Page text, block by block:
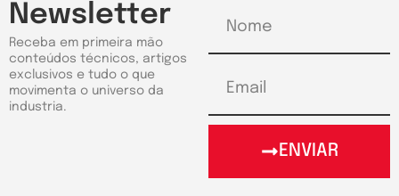
Newsletter
Receba em primeira mão
conteúdos técnicos, artigos
exclusivos e tudo o que
movimenta o universo da
industria.
ENVIAR